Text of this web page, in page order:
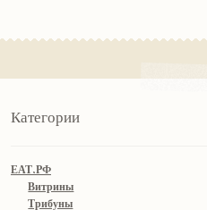
Категории
ЕАТ.РФ
Витрины
Трибуны